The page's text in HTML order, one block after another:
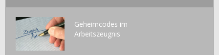
Geheimcodes im
Arbeitszeugnis